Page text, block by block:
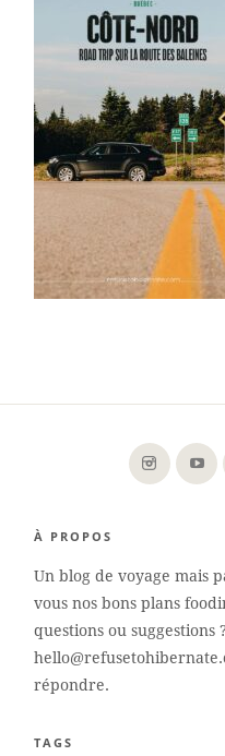
À PROPOS
Un blog de voyage mais
vous nos bons plans
questions ou suggestions
répondre.
TAGS